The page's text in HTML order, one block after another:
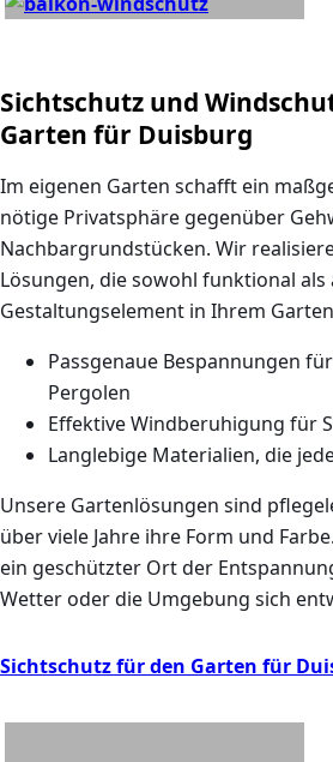
Sichtschutz und
Garten für Duisburg
Im eigenen Garten schafft ein
nötige Privatsphäre gegenüber
Nachbargrundstücken. Wir
Lösungen, die sowohl funktional als
Gestaltungselement in Ihrem
Passgenaue Bespannungen
Pergolen
Effektive Windberuhigung für
Langlebige Materialien, die
Unsere Gartenlösungen sind
über viele Jahre ihre Form und
ein geschützter Ort der
Wetter oder die Umgebung sich
Sichtschutz für den Garten für